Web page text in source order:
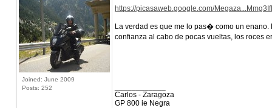
Joined: June 2009
Posts: 252
https://picasaweb.google.com/
La verdad es que me lo pas� como un
confianza al cabo de pocas vueltas, los roces
Carlos - Zaragoza
GP 800 ie Negra